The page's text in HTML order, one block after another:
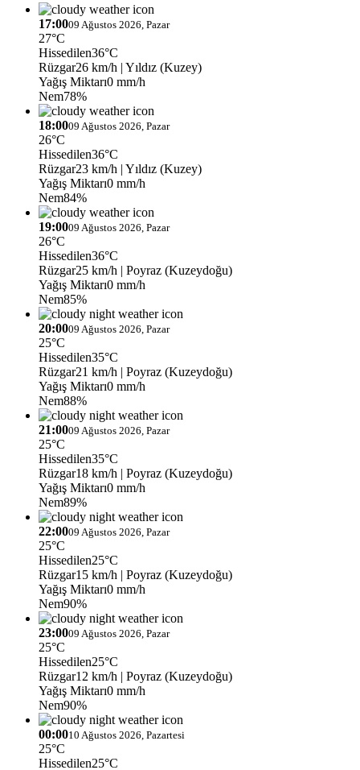
17:0009 Ağustos 2026, Pazar
27°C
Hissedilen36°C
Rüzgar26 km/h | Yıldız (Kuzey)
Yağış Miktarı0 mm/h
Nem78%
18:0009 Ağustos 2026, Pazar
26°C
Hissedilen36°C
Rüzgar23 km/h | Yıldız (Kuzey)
Yağış Miktarı0 mm/h
Nem84%
19:0009 Ağustos 2026, Pazar
26°C
Hissedilen36°C
Rüzgar25 km/h | Poyraz (Kuzeydoğu)
Yağış Miktarı0 mm/h
Nem85%
20:0009 Ağustos 2026, Pazar
25°C
Hissedilen35°C
Rüzgar21 km/h | Poyraz (Kuzeydoğu)
Yağış Miktarı0 mm/h
Nem88%
21:0009 Ağustos 2026, Pazar
25°C
Hissedilen35°C
Rüzgar18 km/h | Poyraz (Kuzeydoğu)
Yağış Miktarı0 mm/h
Nem89%
22:0009 Ağustos 2026, Pazar
25°C
Hissedilen25°C
Rüzgar15 km/h | Poyraz (Kuzeydoğu)
Yağış Miktarı0 mm/h
Nem90%
23:0009 Ağustos 2026, Pazar
25°C
Hissedilen25°C
Rüzgar12 km/h | Poyraz (Kuzeydoğu)
Yağış Miktarı0 mm/h
Nem90%
00:0010 Ağustos 2026, Pazartesi
25°C
Hissedilen25°C